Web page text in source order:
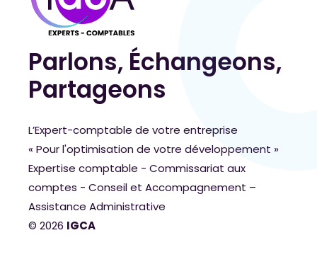
Parlons, Échangeons,
Partageons
L’Expert-comptable de votre entreprise
« Pour l'optimisation de votre développement »
Expertise comptable - Commissariat aux
comptes - Conseil et Accompagnement –
Assistance Administrative
© 2026 IGCA